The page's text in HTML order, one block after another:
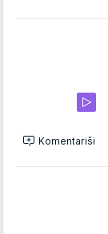
Komentariši